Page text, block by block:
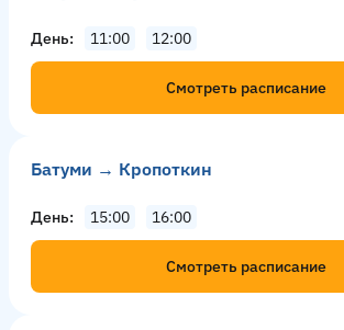
День 11:00 12:00
Смотреть расписание
Батуми → Кропоткин
День 15:00 16:00
Смотреть расписание